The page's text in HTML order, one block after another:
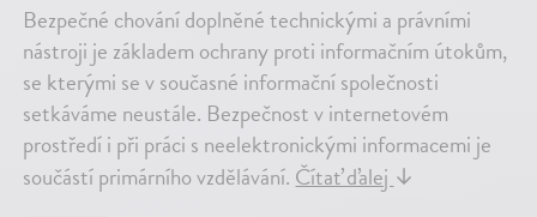
Bezpečné chování doplněné technickými a právními
nástroji je základem ochrany proti informačním útokům,
se kterými se v současné informační společnosti
setkáváme neustále. Bezpečnost v internetovém
prostředí i při práci s neelektronickými informacemi je
součástí primárního vzdělávání. Čítať ďalej ↓